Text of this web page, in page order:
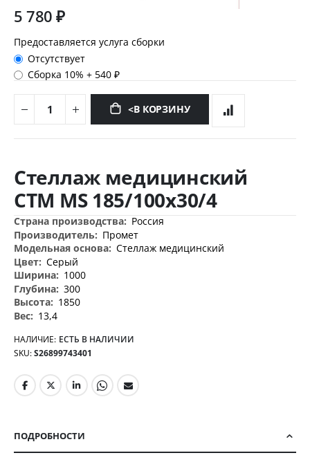
5 780 ₽
Предоставляется услуга сборки
Отсутствует
Сборка 10%+ 540 ₽
<В КОРЗИНУ
началу
изображений
Стеллаж медицинский
СТМ MS 185/100х30/4
Дополнительная
информация
Россия
Промет
Стеллаж медицинский
Серый
1000
300
1850
13,4
НАЛИЧИЕ: ЕСТЬ В НАЛИЧИИ
SKU S26899743401
ПОДРОБНОСТИ